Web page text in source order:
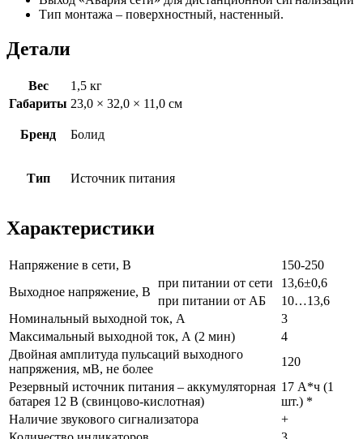
Тип монтажа – поверхностный, настенный.
Детали
Вес
1,5 кг
Габариты 23,0 × 32,0 × 11,0 см
Бренд Болид
Тип Источник питания
Характеристики
Напряжение в сети, В
150-250
Выходное напряжение, В
при питании от сети
13,6±0,6
при питании от АБ
10…13,6
Номинальный выходной ток, А
3
Максимальный выходной ток, А (2 мин)
4
Двойная амплитуда пульсаций выходного
напряжения, мВ, не более
120
Резервный источник питания – аккумуляторная
батарея 12 В (свинцово-кислотная)
17 А*ч (1
шт.) *
Наличие звукового сигнализатора
+